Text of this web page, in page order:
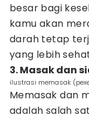
besar bagi
kamu akan
darah tetap
yang lebih
3. Masak dan
ilustrasi memasak
Memasak dan
adalah salah